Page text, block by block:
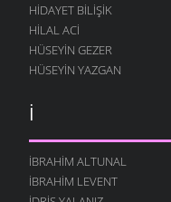
HIDAYET BILIŞIK
HILAL ACI
HÜSEYIN GEZER
HÜSEYIN YAZGAN
İ
İBRAHIM ALTUNAL
İBRAHIM LEVENT